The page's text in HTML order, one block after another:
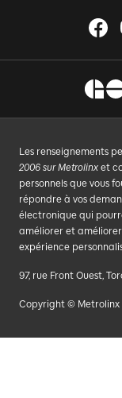
Les renseignements
2006 sur Metrolinx et
personnels que vous
répondre à vos
électronique qui
améliorer et améliorer
expérience
97, rue Front Ouest,
Copyright © Metrolinx